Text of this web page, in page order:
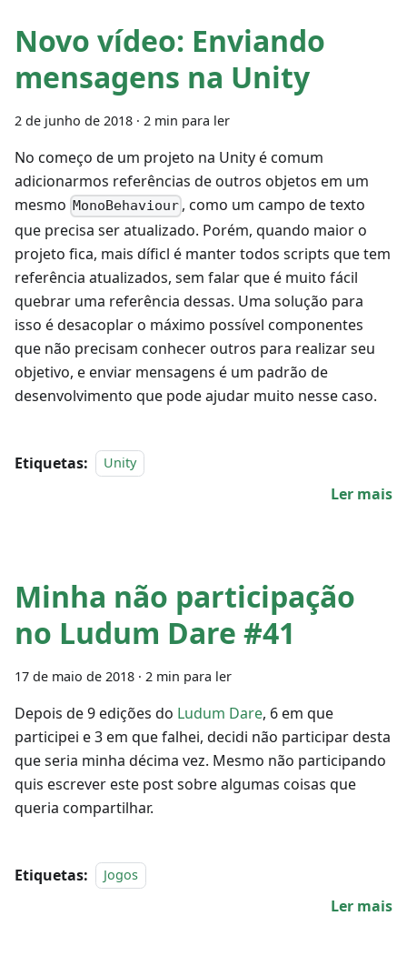
Novo vídeo: Enviando
mensagens na Unity
2 de junho de 2018 · 2 min para ler
No começo de um projeto na Unity é comum
adicionarmos referências de outros objetos em um
mesmo MonoBehaviour , como um campo de texto
que precisa ser atualizado. Porém, quando maior o
projeto fica, mais díficl é manter todos scripts que tem
referência atualizados, sem falar que é muito fácil
quebrar uma referência dessas. Uma solução para
isso é desacoplar o máximo possível componentes
que não precisam conhecer outros para realizar seu
objetivo, e enviar mensagens é um padrão de
desenvolvimento que pode ajudar muito nesse caso.
Etiquetas: Unity
Ler mais
Minha não participação
no Ludum Dare #41
17 de maio de 2018 · 2 min para ler
Depois de 9 edições do Ludum Dare, 6 em que
participei e 3 em que falhei, decidi não participar desta
que seria minha décima vez. Mesmo não participando
quis escrever este post sobre algumas coisas que
queria compartilhar.
Etiquetas: Jogos
Ler mais